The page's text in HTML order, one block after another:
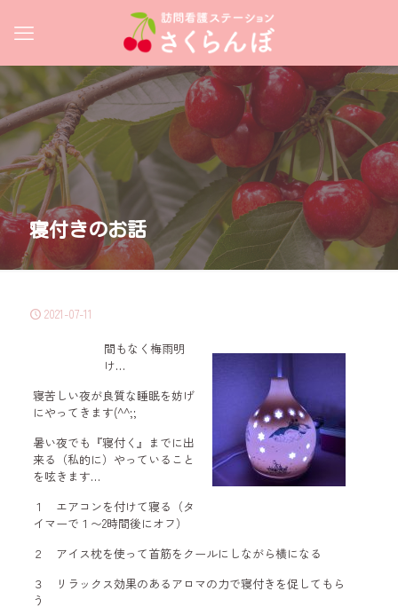
寝付きのお話
2021-07-11
間もなく梅雨明
け…
寝苦しい夜が良質な睡眠を妨げ
にやってきます(^^;;
暑い夜でも『寝付く』までに出
来る（私的に）やっていること
を呟きます…
１ エアコンを付けて寝る（タ
イマーで１〜2時間後にオフ）
２ アイス枕を使って首筋をクールにしながら横になる
３ リラックス効果のあるアロマの力で寝付きを促してもら
う